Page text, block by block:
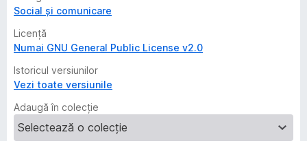
Social și comunicare
Licență
Numai GNU General Public License v2.0
Istoricul versiunilor
Vezi toate versiunile
Adaugă în colecție